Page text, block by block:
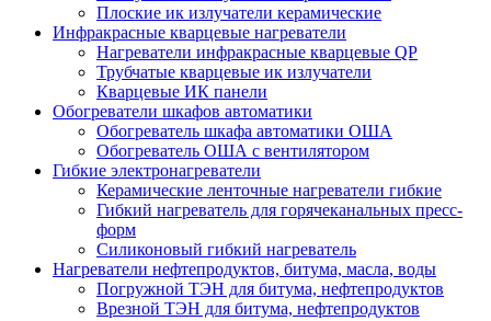
Плоские ик излучатели керамические
Инфракрасные кварцевые нагреватели
Нагреватели инфракрасные кварцевые QP
Трубчатые кварцевые ик излучатели
Кварцевые ИК панели
Обогреватели шкафов автоматики
Обогреватель шкафа автоматики ОША
Обогреватель ОША с вентилятором
Гибкие электронагреватели
Керамические ленточные нагреватели гибкие
Гибкий нагреватель для горячеканальных пресс-
форм
Силиконовый гибкий нагреватель
Нагреватели нефтепродуктов, битума, масла, воды
Погружной ТЭН для битума, нефтепродуктов
Врезной ТЭН для битума, нефтепродуктов